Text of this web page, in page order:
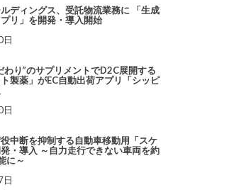
ディングス、受託物流業務に 「生成
リ」を開発・導入開始
日
わり”のサプリメントでD2C展開する
ト製薬」がEC自動出荷アプリ「シッピ
日
中断を抑制する自動車移動用「スケ
・導入 ～自力走行できない車両を約
に～
日